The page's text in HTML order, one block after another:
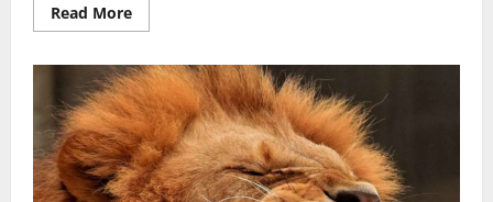
Read MoreRead
more
гало:
Природа
Світного
Кільця
Та
Його
Передбачувальна
Сила